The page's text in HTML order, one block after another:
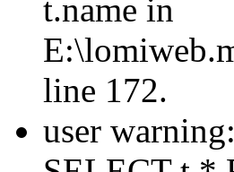
t.name in
line 172.
user